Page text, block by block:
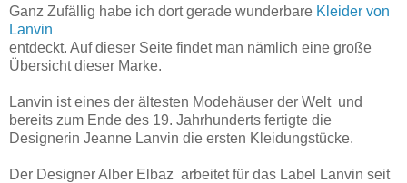
Ganz Zufällig habe ich dort gerade wunderbare Kleider von
Lanvin
entdeckt. Auf dieser Seite findet man nämlich eine große
Übersicht dieser Marke.
Lanvin ist eines der ältesten Modehäuser der Welt und
bereits zum Ende des 19. Jahrhunderts fertigte die
Designerin Jeanne Lanvin die ersten Kleidungstücke.
Der Designer Alber Elbaz arbeitet für das Label Lanvin seit